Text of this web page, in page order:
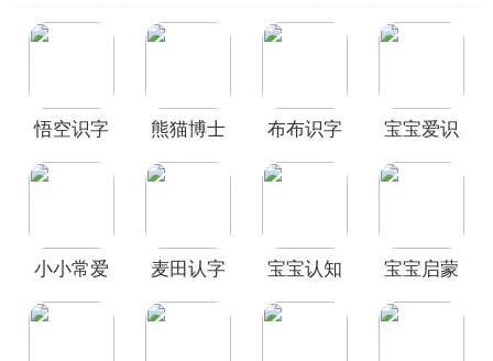
与观察能力等。3322软件站为大家整理
悟空识字、熊猫博士识字、小伴龙玩数
学、凯叔讲故事、贝瓦儿歌、宝宝消防
些宝宝认知软件可以帮助孩子们在娱乐
的育儿应用，帮助更多宝宝成为天才！
悟空识字
熊猫博士
布布识字
宝宝爱识
小小常爱
麦田认字
宝宝认知
宝宝启蒙